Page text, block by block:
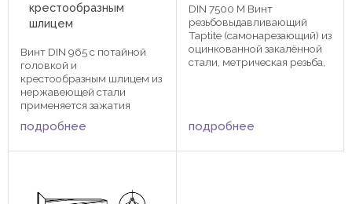
крестообразным
шлицем
Винт DIN 965 с потайной
головкой и
крестообразным шлицем из
нержавеющей стали
применяется зажатия
изделий при помощи
отвертки или насадки с
подробнее
DIN 7500 M Винт
резьбовыдавливающий
Taptite (самонарезающий) из
оцинкованной закалённой
стали, метрическая резьба,
потайная головка со
подробнее